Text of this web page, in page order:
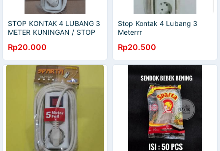
STOP KONTAK 4 LUBANG 3
METER KUNINGAN / STOP
LUBANG 3 METER
Rp20.000
Stop Kontak 4 Lubang 3
Meterrr
Rp20.500